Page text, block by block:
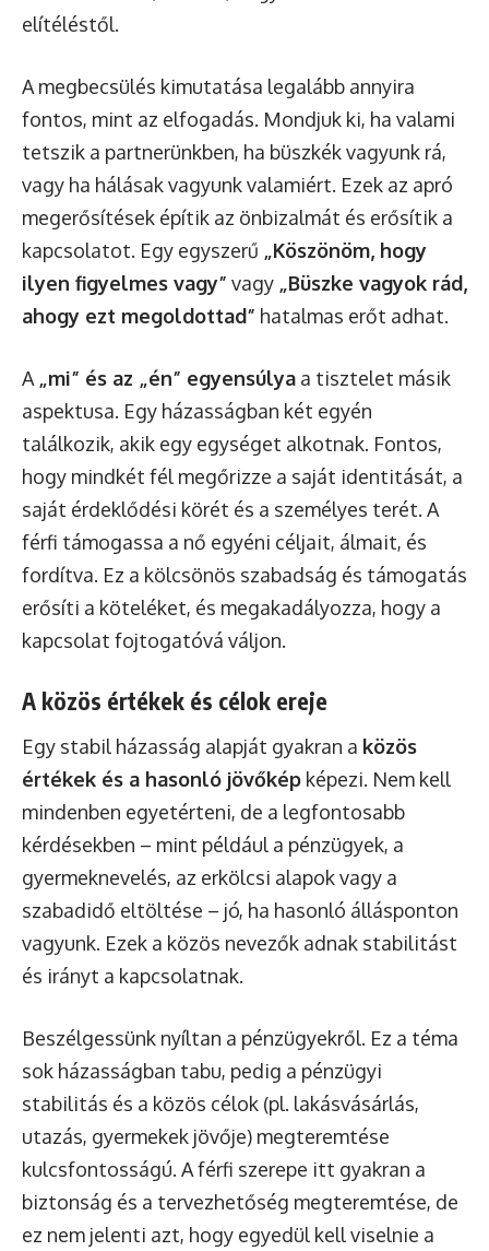
elítéléstől.
A megbecsülés kimutatása legalább annyira
fontos, mint az elfogadás. Mondjuk ki, ha valami
tetszik a partnerünkben, ha büszkék vagyunk rá,
vagy ha hálásak vagyunk valamiért. Ezek az apró
megerősítések építik az önbizalmát és erősítik a
kapcsolatot. Egy egyszerű „Köszönöm, hogy
ilyen figyelmes vagy” vagy „Büszke vagyok rád,
ahogy ezt megoldottad” hatalmas erőt adhat.
A „mi” és az „én” egyensúlya a tisztelet másik
aspektusa. Egy házasságban két egyén
találkozik, akik egy egységet alkotnak. Fontos,
hogy mindkét fél megőrizze a saját identitását, a
saját érdeklődési körét és a személyes terét. A
férfi támogassa a nő egyéni céljait, álmait, és
fordítva. Ez a kölcsönös szabadság és támogatás
erősíti a köteléket, és megakadályozza, hogy a
kapcsolat fojtogatóvá váljon.
A közös értékek és célok ereje
Egy stabil házasság alapját gyakran a közös
értékek és a hasonló jövőkép képezi. Nem kell
mindenben egyetérteni, de a legfontosabb
kérdésekben – mint például a pénzügyek, a
gyermeknevelés, az erkölcsi alapok vagy a
szabadidő eltöltése – jó, ha hasonló állásponton
vagyunk. Ezek a közös nevezők adnak stabilitást
és irányt a kapcsolatnak.
Beszélgessünk nyíltan a pénzügyekről. Ez a téma
sok házasságban tabu, pedig a pénzügyi
stabilitás és a közös célok (pl. lakásvásárlás,
utazás, gyermekek jövője) megteremtése
kulcsfontosságú. A férfi szerepe itt gyakran a
biztonság és a tervezhetőség megteremtése, de
ez nem jelenti azt, hogy egyedül kell viselnie a